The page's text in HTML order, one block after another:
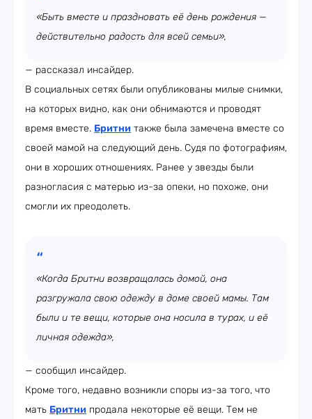
«Быть ​​вместе и праздновать её день рождения —
действительно радость для всей семьи»,
— рассказал инсайдер.
В социальных сетях были опубликованы милые снимки,
на которых видно, как они обнимаются и проводят
время вместе. Бритни также была замечена вместе со
своей мамой на следующий день. Судя по фотографиям,
они в хороших отношениях. Ранее у звезды были
разногласия с матерью из-за опеки, но похоже, они
смогли их преодолеть.
«Когда Бритни возвращалась домой, она
разгружала свою одежду в доме своей мамы. Там
были и те вещи, которые она носила в турах, и её
личная одежда»,
— сообщил инсайдер.
Кроме того, недавно возникли споры из-за того, что
мать Бритни продала некоторые её вещи. Тем не